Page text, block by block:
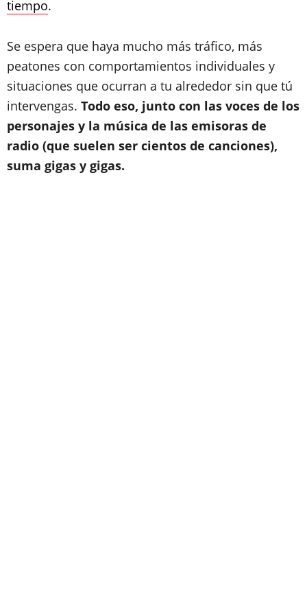
tiempo.
Se espera que haya mucho más tráfico, más
peatones con comportamientos individuales y
situaciones que ocurran a tu alrededor sin que tú
intervengas. Todo eso, junto con las voces de los
personajes y la música de las emisoras de
radio (que suelen ser cientos de canciones),
suma gigas y gigas.